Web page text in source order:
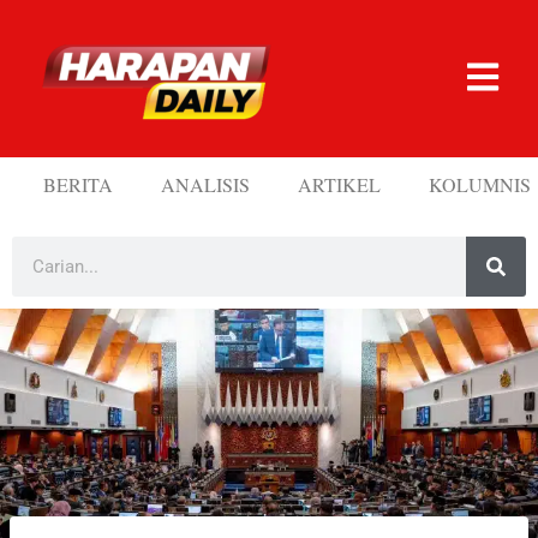
BERITA ANALISIS ARTIKEL KOLUMNIS